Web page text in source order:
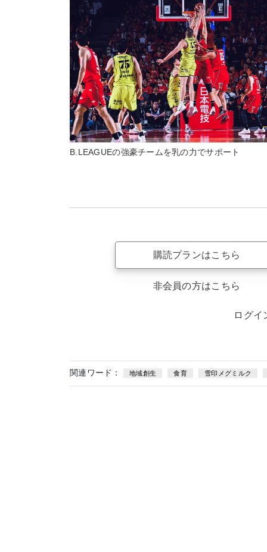
B.LEAGUEの強豪チームを乳の力でサポート
購読プランはこちら
非会員の方はこちら
ログイ
関連ワード： 地域創生 食育 雪印メグミルク